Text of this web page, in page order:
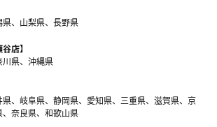
、山梨県、長野県
店】
県、沖縄県
、岐阜県、静岡県、愛知県、三重県、滋賀県、京
奈良県、和歌山県